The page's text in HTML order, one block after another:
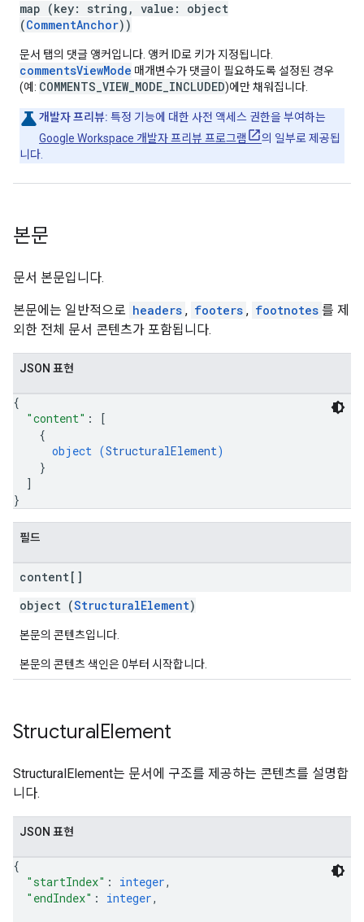
map (key: string, value: object
(CommentAnchor))
문서 탭의 댓글 앵커입니다. 앵커 ID로 키가 지정됩니다.
commentsViewMode 매개변수가 댓글이 필요하도록 설정된 경우
(예: COMMENTS_VIEW_MODE_INCLUDED)에만 채워집니다.
개발자 프리뷰: 특정 기능에 대한 사전 액세스 권한을 부여하는
Google Workspace 개발자 프리뷰 프로그램
의 일부로 제공됩
니다.
본문
문서 본문입니다.
본문에는 일반적으로 headers , footers , footnotes 를 제
외한 전체 문서 콘텐츠가 포함됩니다.
JSON 표현
{
"content" :
[
{
object (StructuralElement)
}
]
}
필드
content[]
object (StructuralElement)
본문의 콘텐츠입니다.
본문의 콘텐츠 색인은 0부터 시작합니다.
StructuralElement
StructuralElement는 문서에 구조를 제공하는 콘텐츠를 설명합
니다.
JSON 표현
{
"startIndex" : integer,
"endIndex" : integer,